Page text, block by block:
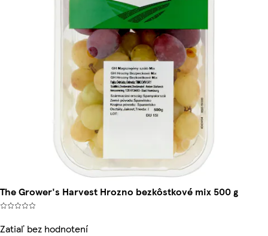
The Grower's Harvest Hrozno bezkôstkové mix 500 g
Zatiaľ bez hodnotení